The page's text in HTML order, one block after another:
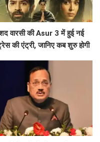
वारसी की Asur 3 में हुई नई
की एंट्री, जानिए कब शुरु होगी